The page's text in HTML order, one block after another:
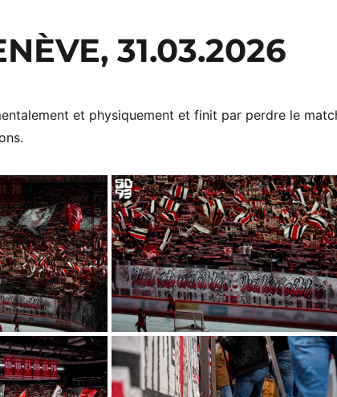
31.03.2026
et physiquement et finit par perdre le